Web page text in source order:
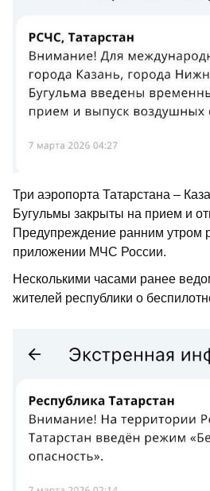
Три аэропорта Татарстана –
Бугульмы закрыты на прием и
Предупреждение ранним утром
приложении МЧС России.
Несколькими часами ранее
жителей республики о